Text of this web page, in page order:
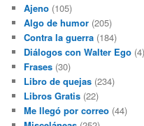
Ajeno (105)
Algo de humor (205)
Contra la guerra (184)
Diálogos con Walter Ego (4)
Frases (30)
Libro de quejas (234)
Libros Gratis (22)
Me llegó por correo (44)